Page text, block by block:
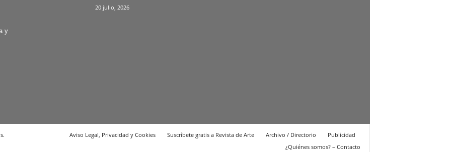
y
20 julio, 2026
Aviso Legal, Privacidad y Cookies Suscríbete gratis a Revista de Arte Archivo / Directorio
Publicidad
¿Quiénes somos? – Contacto